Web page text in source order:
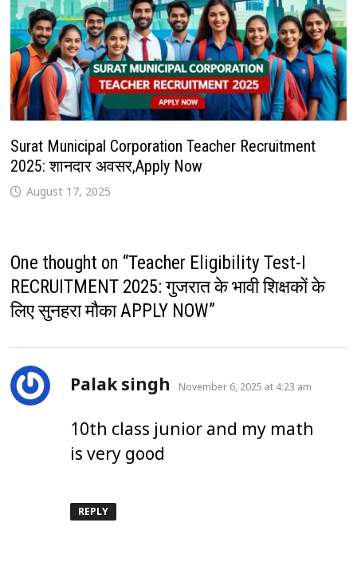
Surat Municipal Corporation Teacher Recruitment
2025: शानदार अवसर,Apply Now
August 17, 2025
One thought on “Teacher Eligibility Test-I
RECRUITMENT 2025: गुजरात के भावी शिक्षकों के
लिए सुनहरा मौका APPLY NOW”
Palak singh says:
November 6, 2025 at 4:23 am
10th class junior and my math
is very good
REPLY